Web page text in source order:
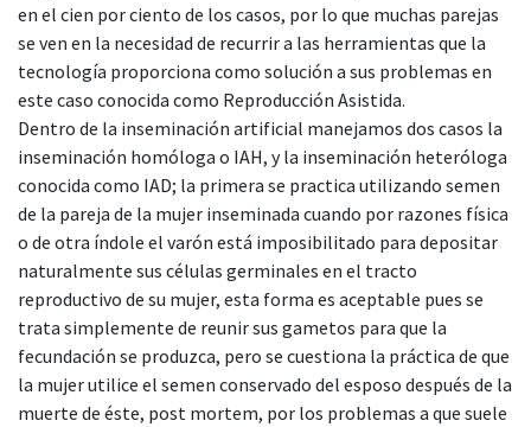
en el cien por ciento de los casos, por lo que muchas parejas
se ven en la necesidad de recurrir a las herramientas que la
tecnología proporciona como solución a sus problemas en
este caso conocida como Reproducción Asistida.
Dentro de la inseminación artificial manejamos dos casos la
inseminación homóloga o IAH, y la inseminación heteróloga
conocida como IAD; la primera se practica utilizando semen
de la pareja de la mujer inseminada cuando por razones física
o de otra índole el varón está imposibilitado para depositar
naturalmente sus células germinales en el tracto
reproductivo de su mujer, esta forma es aceptable pues se
trata simplemente de reunir sus gametos para que la
fecundación se produzca, pero se cuestiona la práctica de que
la mujer utilice el semen conservado del esposo después de la
muerte de éste, post mortem, por los problemas a que suele